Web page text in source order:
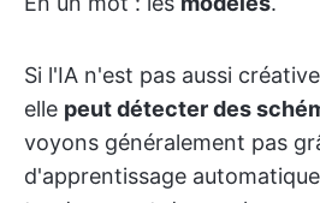
Si l'IA n'est pas aussi
elle peut détecter des
voyons généralement pas
d'apprentissage